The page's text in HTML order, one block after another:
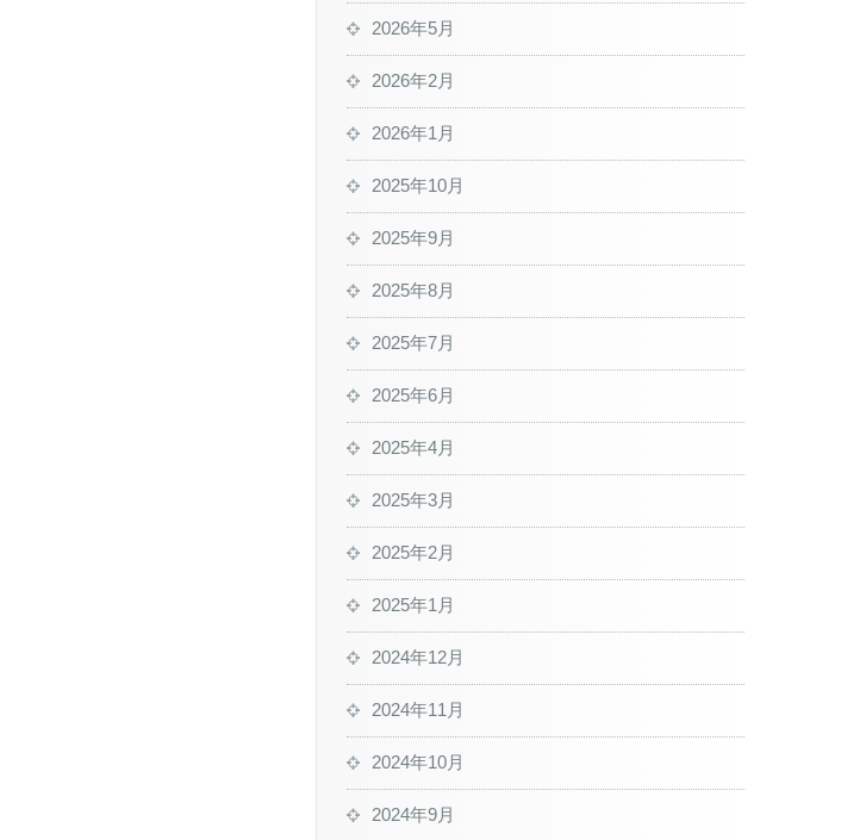
2026年5月
2026年2月
2026年1月
2025年10月
2025年9月
2025年8月
2025年7月
2025年6月
2025年4月
2025年3月
2025年2月
2025年1月
2024年12月
2024年11月
2024年10月
2024年9月